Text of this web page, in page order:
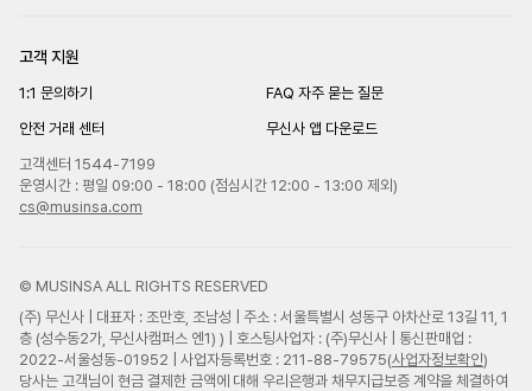
고객 지원
1:1 문의하기
FAQ 자주 묻는 질문
안전 거래 센터
무신사 앱 다운로드
고객센터 1544-7199
운영시간 : 평일 09:00 - 18:00 (점심시간 12:00 - 13:00 제외)
cs@musinsa.com
© MUSINSA ALL RIGHTS RESERVED
(주) 무신사 | 대표자 : 조만호, 조남성 | 주소 : 서울특별시 성동구 아차산로 13길 11, 1
층 (성수동2가, 무신사캠퍼스 엔1) ) | 호스팅사업자 : (주)무신사 | 통신판매업 :
2022-서울성동-01952 | 사업자등록번호 : 211-88-79575(사업자정보확인)
당사는 고객님이 현금 결제한 금액에 대해 우리은행과 채무지급보증 계약을 체결하여